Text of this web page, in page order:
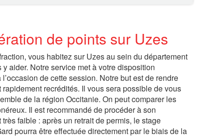
de points sur Uzes
vous habitez sur Uzes au sein du département
aider. Notre service met à votre disposition
de cette session. Notre but est de rendre
recrédités. Il vous sera possible de vous
de la région Occitanie. On peut comparer les
Il est recommandé de procéder à son
faible : après un retrait de permis, le stage
pourra être effectuée directement par le biais de la